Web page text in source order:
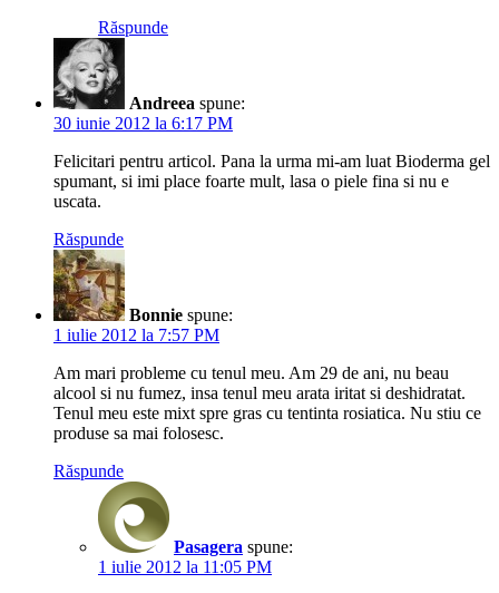
Răspunde
Andreea spune:
30 iunie 2012 la 6:17 PM
Felicitari pentru articol. Pana la urma mi-am luat Bioderma gel
spumant, si imi place foarte mult, lasa o piele fina si nu e
uscata.
Răspunde
Bonnie spune:
1 iulie 2012 la 7:57 PM
Am mari probleme cu tenul meu. Am 29 de ani, nu beau
alcool si nu fumez, insa tenul meu arata iritat si deshidratat.
Tenul meu este mixt spre gras cu tentinta rosiatica. Nu stiu ce
produse sa mai folosesc.
Răspunde
Pasagera spune:
1 iulie 2012 la 11:05 PM